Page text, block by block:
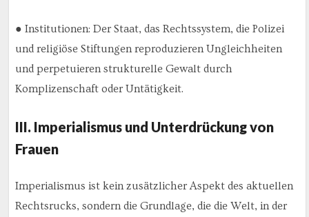
● Institutionen: Der Staat, das Rechtssystem, die Polizei
und religiöse Stiftungen reproduzieren Ungleichheiten
und perpetuieren strukturelle Gewalt durch
Komplizenschaft oder Untätigkeit.
III. Imperialismus und Unterdrückung von
Frauen
Imperialismus ist kein zusätzlicher Aspekt des aktuellen
Rechtsrucks, sondern die Grundlage, die die Welt, in der